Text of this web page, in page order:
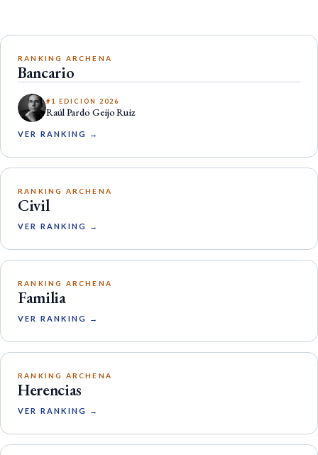
RANKING ARCHENA
Bancario
#1 EDICIÓN 2026
Raúl Pardo Geijo Ruiz
VER RANKING →
RANKING ARCHENA
Civil
VER RANKING →
RANKING ARCHENA
Familia
VER RANKING →
RANKING ARCHENA
Herencias
VER RANKING →